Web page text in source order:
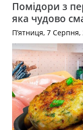
Помідори з
яка чудово
П’ятниця, 7 Серпня,